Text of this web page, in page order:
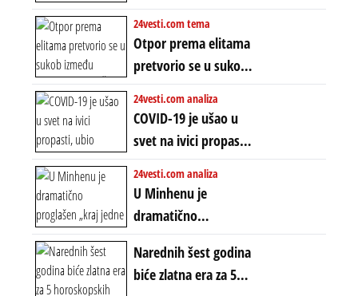
energetskog haosa,
finansijskih
previranja i kolapsa
starog poretka
PROTIV KINESKOG
KOPNENOG SVETA:
Rat u Iranu je rat za
globalne preferencije
24vesti.com tema
Otpor prema elitama
pretvorio se u sukob
između običnih ljudi:
ZAŠTO SE DEŠAVA
EKSTREMNA
POLARIZACIJA?
24vesti.com analiza
COVID-19 je ušao u
svet na ivici propasti,
ubio milione, ali je
spasao sistem
24vesti.com analiza
U Minhenu je
dramatično
proglašen „kraj jedne
ere“, ali sa
dvostrukom
Narednih šest godina
biće zlatna era za 5